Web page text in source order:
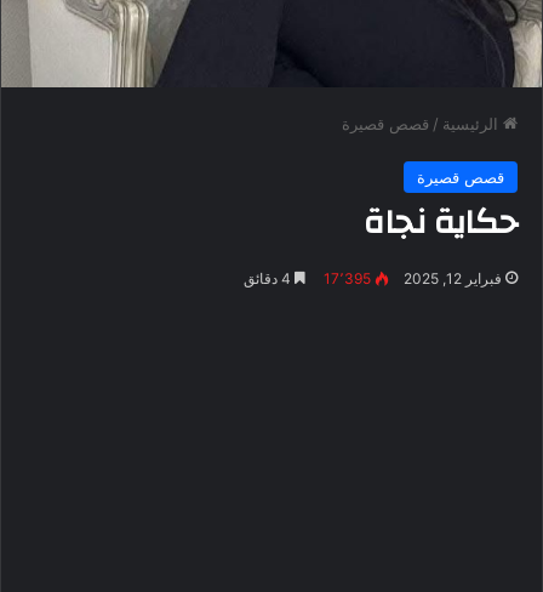
الرئيسية / قصص قصيرة
قصص قصيرة
حكاية نجاة
فبراير 12, 2025 17٬395